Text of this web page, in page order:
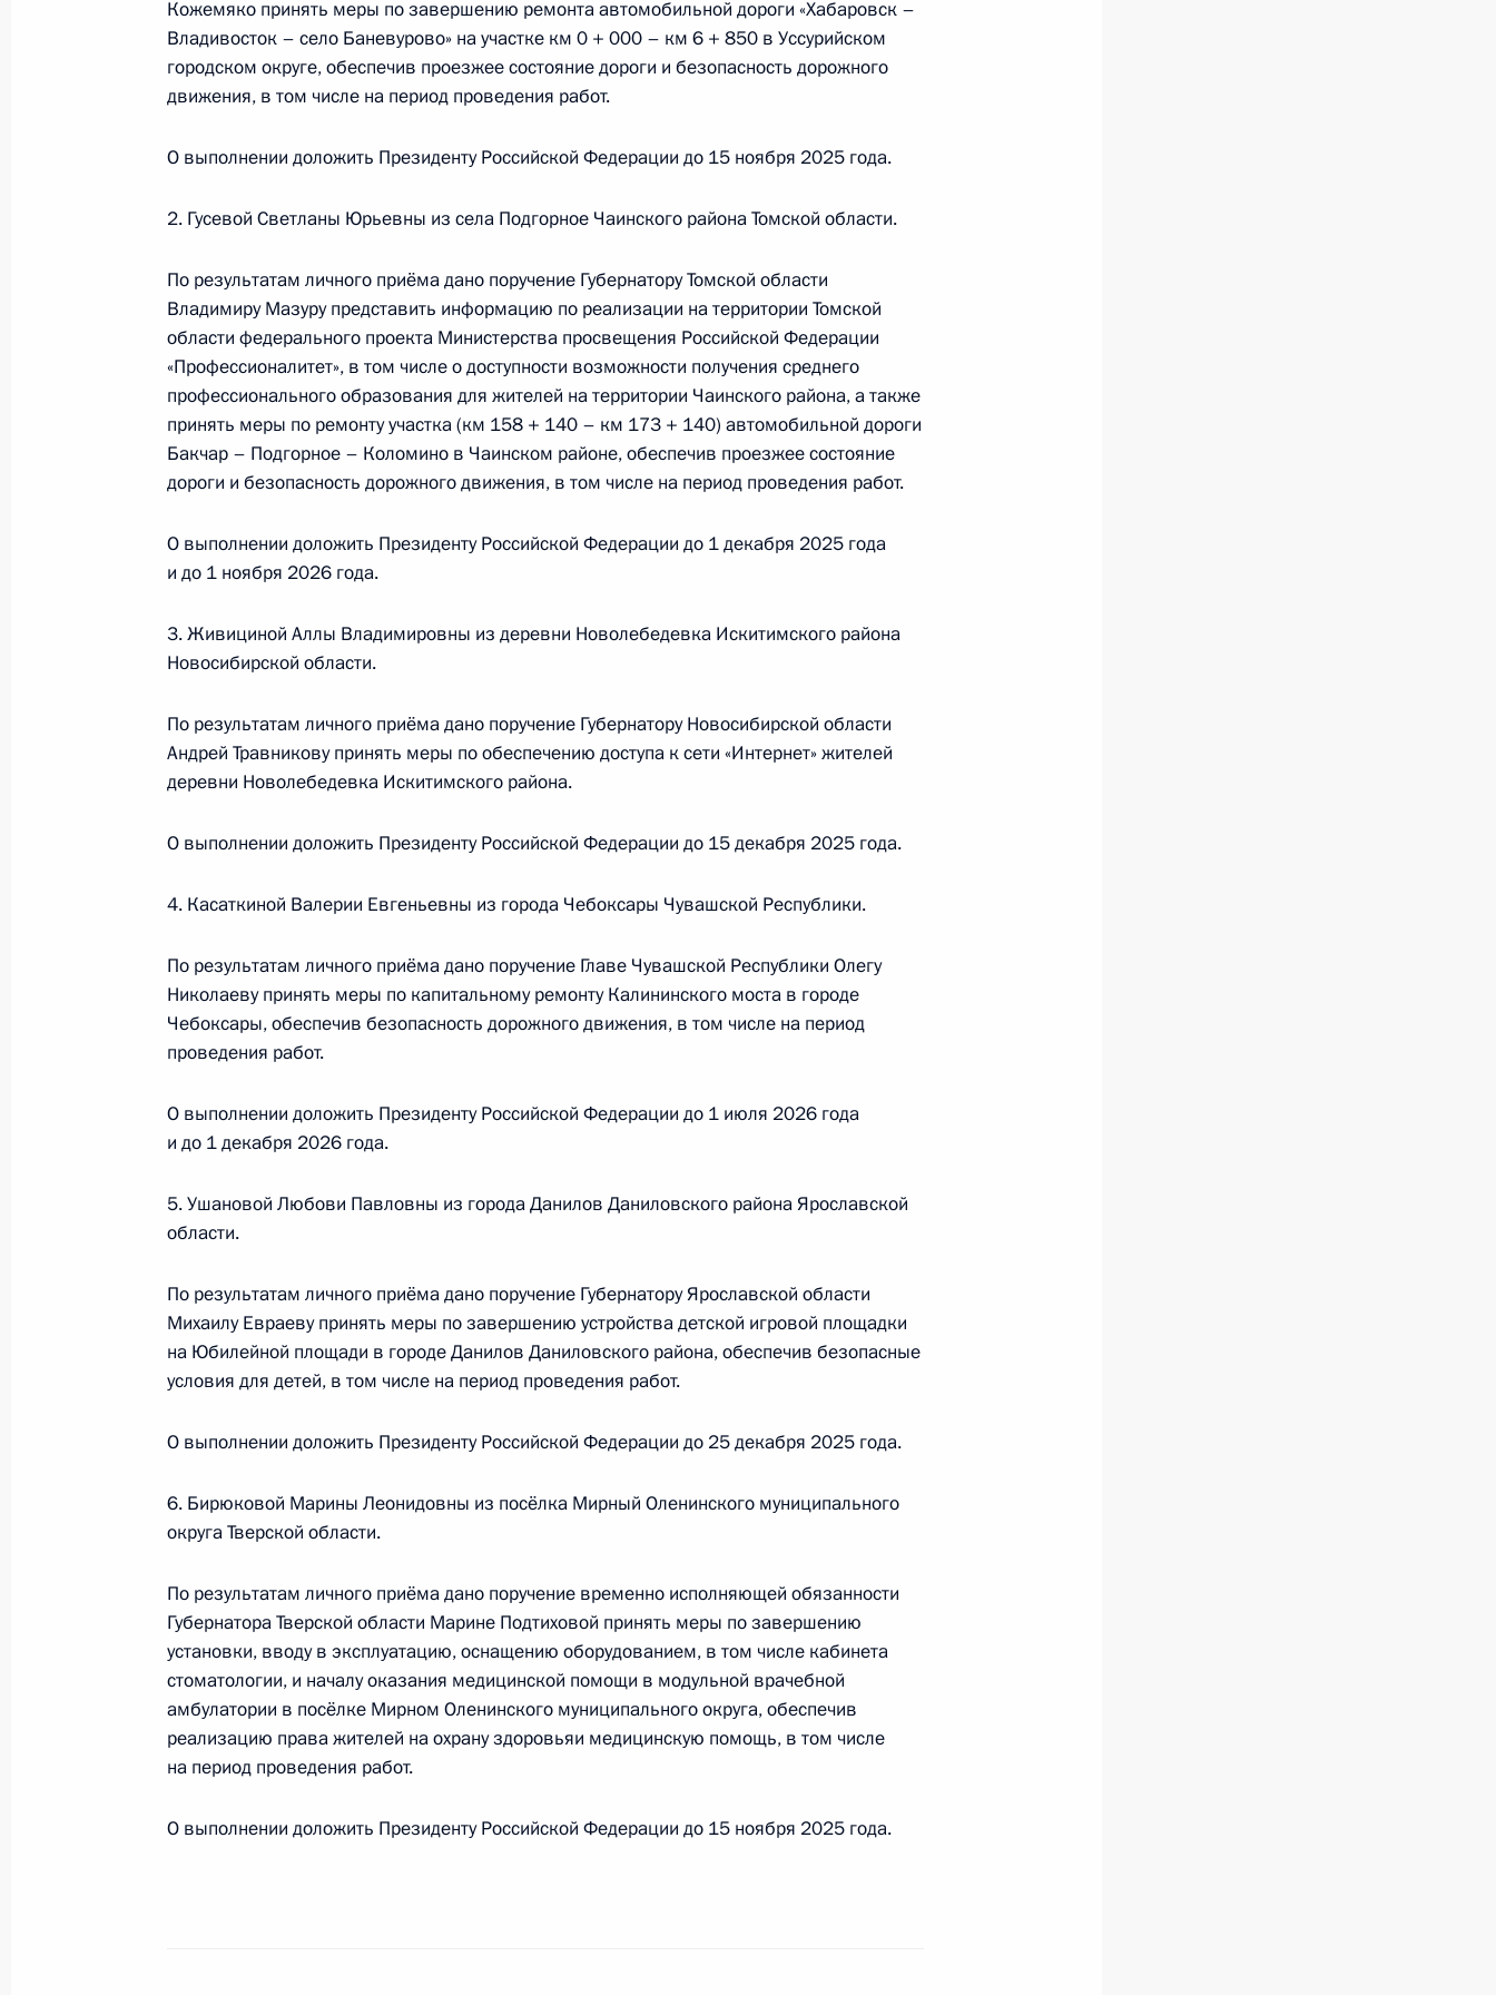
Исполнено поручение (меры приняты), данное по итогам личного приёма в режиме
по поручению Президента Российской Федерации начальником Управления
Сергеем Вахруковым в Приёмной Президента Российской Федерации по приёму
14 октября 2025 года, 16:02
Исполнено поручение (меры приняты), данное по итогам личного приёма в режиме
видео-конференц-связи жительницы Республики Калмыкия, проведённого
по поручению Президента Российской Федерации начальником Управления
Президента Российской Федерации по вопросам национальной морской политики
граждан в Москве 14 марта 2025 года
14 октября 2025 года, 16:02
Исполнены поручения, данные по результатам личного приёма, проведённого
обязанности руководителя Управления Федерального казначейства по городу
Москве Андреем Лукашовым в Приёмной Президента Российской Федерации
по приёму граждан в Москве 10 сентября 2025 года
видео-конференц-связи жительницы города Москвы, проведённого по поручению
Президента Российской Федерации Мэром Москвы Сергеем Собяниным
в Приёмной Президента Российской Федерации по приёму граждан в Москве
5 июня 2025 года
Продолжен контроль исполнения поручения, данного по итогам личного приёма
в режиме видео-конференц-связи жительницы Мурманской области, проведённого
Российской Федерации в Приёмной Президента Российской Федерации по приёму
граждан в Москве 12 февраля 2020 года
14 октября 2025 года, 15:58
Продлён контроль исполнения поручения, данного по итогам личного приёма
по поручению Президента Российской Федерации начальником Управления
Президента Российской Федерации по вопросам национальной морской политики
граждан в Москве 24 сентября 2025 года
14 октября 2025 года, 15:57
О ходе принятия мер по итогам личного приёма в режиме видео-конференц-связи
жительницы Республики Тыва, проведённого по поручению Президента Российской
в Приёмной Президента Российской Федерации по приёму граждан в Москве 6
Кожемяко принять меры по завершению ремонта автомобильной дороги «Хабаровск –
Владивосток – село Баневурово» на участке км 0 + 000 – км 6 + 850 в Уссурийском
городском округе, обеспечив проезжее состояние дороги и безопасность дорожного
движения, в том числе на период проведения работ.
О выполнении доложить Президенту Российской Федерации до 15 ноября 2025 года.
2. Гусевой Светланы Юрьевны из села Подгорное Чаинского района Томской области.
По результатам личного приёма дано поручение Губернатору Томской области
Владимиру Мазуру представить информацию по реализации на территории Томской
области федерального проекта Министерства просвещения Российской Федерации
«Профессионалитет», в том числе о доступности возможности получения среднего
профессионального образования для жителей на территории Чаинского района, а также
принять меры по ремонту участка (км 158 + 140 – км 173 + 140) автомобильной дороги
Бакчар – Подгорное – Коломино в Чаинском районе, обеспечив проезжее состояние
дороги и безопасность дорожного движения, в том числе на период проведения работ.
О выполнении доложить Президенту Российской Федерации до 1 декабря 2025 года
и до 1 ноября 2026 года.
3. Живициной Аллы Владимировны из деревни Новолебедевка Искитимского района
Новосибирской области.
По результатам личного приёма дано поручение Губернатору Новосибирской области
Андрей Травникову принять меры по обеспечению доступа к сети «Интернет» жителей
деревни Новолебедевка Искитимского района.
О выполнении доложить Президенту Российской Федерации до 15 декабря 2025 года.
4. Касаткиной Валерии Евгеньевны из города Чебоксары Чувашской Республики.
По результатам личного приёма дано поручение Главе Чувашской Республики Олегу
Николаеву принять меры по капитальному ремонту Калининского моста в городе
Чебоксары, обеспечив безопасность дорожного движения, в том числе на период
проведения работ.
О выполнении доложить Президенту Российской Федерации до 1 июля 2026 года
и до 1 декабря 2026 года.
5. Ушановой Любови Павловны из города Данилов Даниловского района Ярославской
области.
По результатам личного приёма дано поручение Губернатору Ярославской области
Михаилу Евраеву принять меры по завершению устройства детской игровой площадки
на Юбилейной площади в городе Данилов Даниловского района, обеспечив безопасные
условия для детей, в том числе на период проведения работ.
О выполнении доложить Президенту Российской Федерации до 25 декабря 2025 года.
6. Бирюковой Марины Леонидовны из посёлка Мирный Оленинского муниципального
округа Тверской области.
По результатам личного приёма дано поручение временно исполняющей обязанности
Губернатора Тверской области Марине Подтиховой принять меры по завершению
установки, вводу в эксплуатацию, оснащению оборудованием, в том числе кабинета
стоматологии, и началу оказания медицинской помощи в модульной врачебной
амбулатории в посёлке Мирном Оленинского муниципального округа, обеспечив
реализацию права жителей на охрану здоровьяи медицинскую помощь, в том числе
на период проведения работ.
О выполнении доложить Президенту Российской Федерации до 15 ноября 2025 года.